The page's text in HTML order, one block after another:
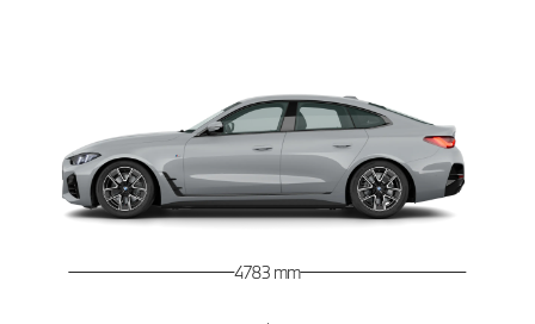
4 783 mm